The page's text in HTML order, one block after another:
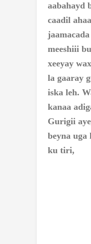
aabahayd
caadil
meeshiii
xeeyay
la gaaray
iska leh.
kanaa
Gurigii
beyna uga
ku tiri,